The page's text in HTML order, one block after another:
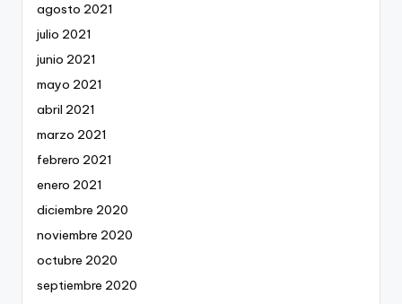
agosto 2021
julio 2021
junio 2021
mayo 2021
abril 2021
marzo 2021
febrero 2021
enero 2021
diciembre 2020
noviembre 2020
octubre 2020
septiembre 2020